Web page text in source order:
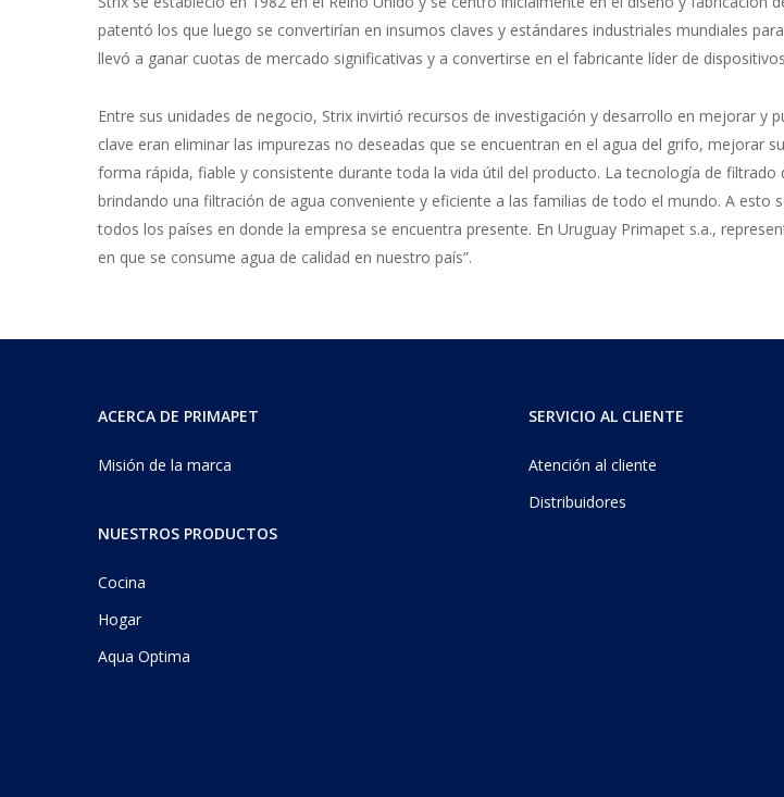
patentó los que luego se convertirían en insumos claves y estándares industriales mundiales
llevó a ganar cuotas de mercado significativas y a convertirse en el fabricante líder de
Entre sus unidades de negocio, Strix invirtió recursos de investigación y desarrollo en mejorar
clave eran eliminar las impurezas no deseadas que se encuentran en el agua del grifo, mejorar
forma rápida, fiable y consistente durante toda la vida útil del producto. La tecnología de
brindando una filtración de agua conveniente y eficiente a las familias de todo el mundo. A
todos los países en donde la empresa se encuentra presente. En Uruguay Primapet s.a.,
en que se consume agua de calidad en nuestro país”.
ACERCA DE PRIMAPET
Misión de la marca
NUESTROS PRODUCTOS
Cocina
Hogar
Aqua Optima
SERVICIO AL CLIENTE
Atención al cliente
Distribuidores